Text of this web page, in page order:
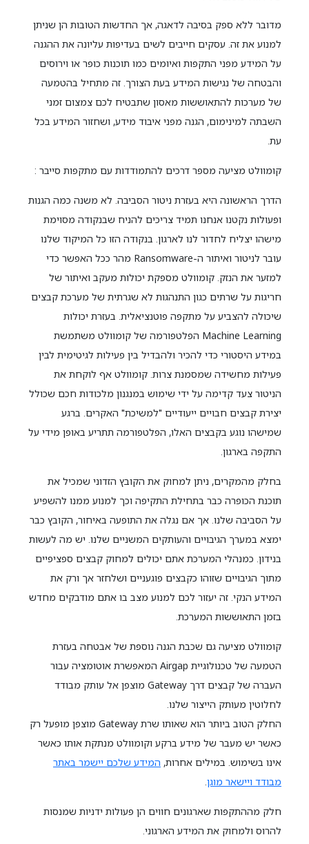
מדובר ללא ספק בסיבה לדאגה, אך החדשות הטובות הן שניתן
למנוע את זה. עסקים חייבים לשים בעדיפות עליונה את ההגנה
על המידע מפני התקפות ואיומים כמו תוכנות כופר או וירוסים
והבטחה של נגישות המידע בעת הצורך. זה מתחיל בהטמעה
של מערכות להתאוששות מאסון שתבטיח לכם צמצום זמני
השבתה למינימום, הגנה מפני איבוד מידע, ושחזור המידע בכל
עת.
קומוולט מציעה מספר דרכים להתמודדות עם מתקפות סייבר :
הדרך הראשונה היא בעזרת ניטור הסביבה. לא משנה כמה הגנות
ופעולות נקטנו אנחנו תמיד צריכים להניח שבנקודה מסוימת
מישהו יצליח לחדור לנו לארגון. בנקודה הזו כל המיקוד שלנו
עובר לניטור ואיתור ה-Ransomware מהר ככל האפשר כדי
למזער את הנזק. קומוולט מספקת יכולות מעקב ואיתור של
חריגות על שרתים כגון התנהגות לא שגרתית של מערכת קבצים
שיכולה להצביע על מתקפה פוטנציאלית. בעזרת יכולות
Machine Learning הפלטפורמה של קומוולט משתמשת
במידע היסטורי כדי להכיר ולהבדיל בין פעילות לגיטימית לבין
פעילות מחשידה שמסמנת צרות. קומוולט אף לוקחת את
הניטור צעד קדימה על ידי שימוש במנגנון מלכודות חכם שכולל
יצירת קבצים חבויים ייעודיים "למשיכת" האקרים. ברגע
שמישהו נוגע בקבצים האלו, הפלטפורמה תתריע באופן מידי על
התקפה בארגון.
בחלק מהמקרים, ניתן למחוק את הקובץ הזדוני שמכיל את
תוכנת הכופרה כבר בתחילת התקיפה וכך למנוע ממנו להשפיע
על הסביבה שלנו. אך אם נגלה את התופעה באיחור, הקובץ כבר
ימצא במערך הגיבויים והעותקים המשניים שלנו. יש מה לעשות
בנידון. כמנהלי המערכת אתם יכולים למחוק קבצים ספציפיים
מתוך הגיבויים שזוהו כקבצים פוגעניים ושלחזר אך ורק את
המידע הנקי. זה יעזור לכם למנוע מצב בו אתם מודבקים מחדש
בזמן התאוששות המערכת.
קומוולט מציעה גם שכבת הגנה נוספת של אבטחה בעזרת
הטמעה של טכנולוגיית Airgap המאפשרת אוטומציה עבור
העברה של קבצים דרך Gateway מוצפן אל עותק מבודד
לחלוטין מעותק הייצור שלנו.
החלק הטוב ביותר הוא שאותו שרת Gateway מוצפן מופעל רק
כאשר יש מעבר של מידע ברקע וקומוולט מנתקת אותו כאשר
אינו בשימוש. במילים אחרות, המידע שלכם יישמר באתר
מבודד ויישאר מוגן.
חלק מההתקפות שארגונים חווים הן פעולות ידניות שמנסות
להרוס ולמחוק את המידע הארגוני.